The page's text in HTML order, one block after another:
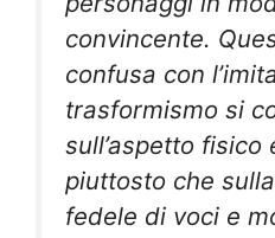
convincente.
confusa con
trasformismo si
sull’aspetto
piuttosto che
fedele di voci e